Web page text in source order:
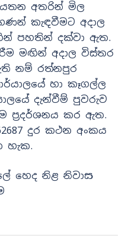
අතරින් මිල
කැඳවීමට අදාල
පහතින් දක්වා ඇත.
මඟින් අදාල විස්තර
නම් රත්නපුර
හා කෑගල්ල
දැන්වීම් පුවරුව
ප්‍රදර්ශනය කර ඇත.
දුර කථන අංකය
හැක.
හෙද නිළ නිවාස